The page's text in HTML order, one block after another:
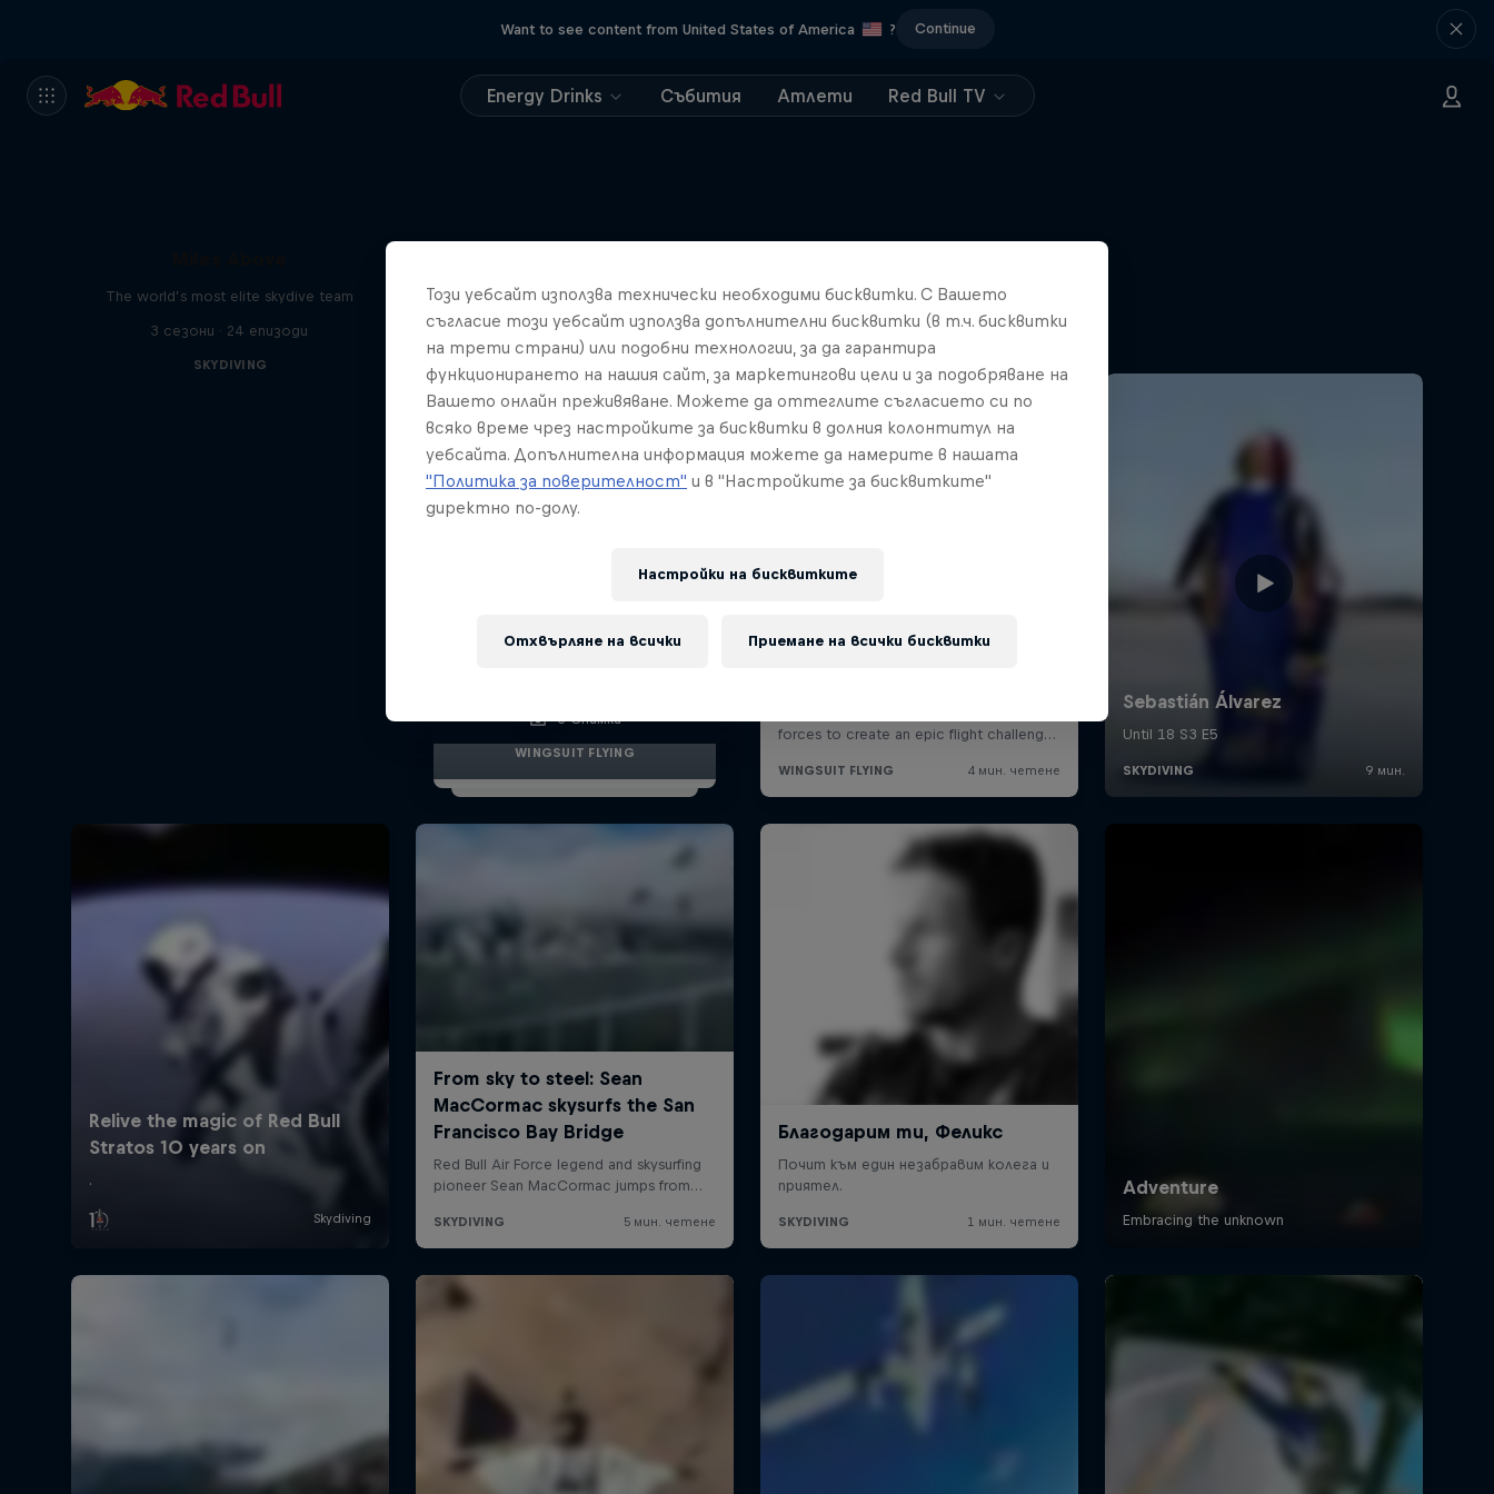
Want to see content from United States of America ? Continue
Energy Drinks Събития Атлети Red Bull TV
Подобни
The world’s most elite skydive team
3 сезони · 24 епизоди
SKYDIVING
Watch these guys fly among
3 Снимки
WINGSUIT FLYING
Този уебсайт използва технически необходими бисквитки. С Вашето
съгласие този уебсайт използва допълнителни бисквитки (в т.ч. бисквитки
на трети страни) или подобни технологии, за да гарантира
функционирането на нашия сайт, за маркетингови цели и за подобряване на
Вашето онлайн преживяване. Можете да оттеглите съгласието си по
всяко време чрез настройките за бисквитки в долния колонтитул на
уебсайта. Допълнителна информация можете да намерите в нашата
"Политика за поверителност" и в "Настройките за бисквитките"
директно по-долу.
Настройки на бисквитките
Отхвърляне на всички Приемане на всички бисквитки